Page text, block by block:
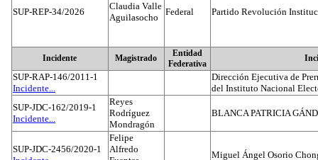
SUP-REP-34/2026
Claudia Valle
Aguilasocho
Federal Partido Revolución
Incidente Magistrado
Entidad
Federativa
SUP-RAP-146/2011-1
Incidente...
Dirección Ejecutiva de
del Instituto Nacional
SUP-JDC-162/2019-1
Incidente...
Reyes
Rodríguez
Mondragón
BLANCA PATRICIA
SUP-JDC-2456/2020-1
Felipe
Alfredo
Miguel Ángel Osorio